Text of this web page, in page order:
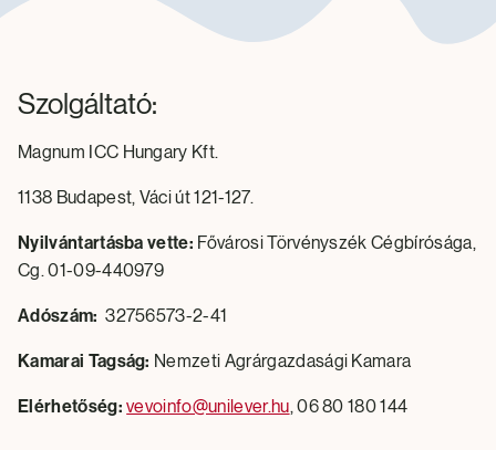
Szolgáltató:
Magnum ICC Hungary Kft.
1138 Budapest, Váci út 121-127.
Nyilvántartásba vette: Fővárosi Törvényszék Cégbírósága,
Cg. 01-09-440979
Adószám:32756573-2-41
Kamarai Tagság: Nemzeti Agrárgazdasági Kamara
Elérhetőség: vevoinfo@unilever.hu, 06 80 180 144